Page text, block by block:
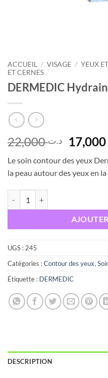
ACCUEIL / VISAGE / YEUX
ET CERNES
DERMEDIC
د.ت22,000
Le
prix
initial
était :
Le soin contour des yeux
la peau autour des yeux en
UGS : 245
Catégories :Contour des yeux,
Étiquette : DERMEDIC
DESCRIPTION